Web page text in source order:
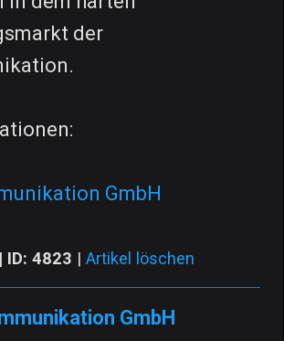
der
GmbH
ID: 4823 | Artikel löschen
GmbH